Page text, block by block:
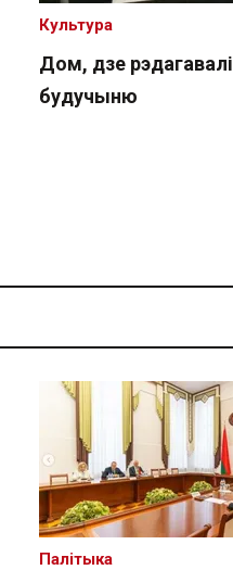
Дом, дзе рэдагавалі
будучыню
Культура
Палітыка